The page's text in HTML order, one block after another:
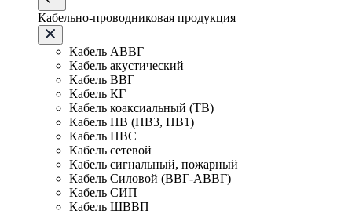
Кабельно-проводниковая продукция
Кабель АВВГ
Кабель акустический
Кабель ВВГ
Кабель КГ
Кабель коаксиальный (ТВ)
Кабель ПВ (ПВ3, ПВ1)
Кабель ПВС
Кабель сетевой
Кабель сигнальный, пожарный
Кабель Силовой (ВВГ-АВВГ)
Кабель СИП
Кабель ШВВП